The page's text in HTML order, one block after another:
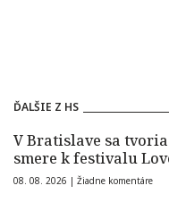
ĎALŠIE Z HS
V Bratislave sa
smere k festivalu
08. 08. 2026 | Žiadne komentáre